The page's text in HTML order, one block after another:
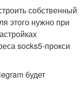
собственный
этого нужно при
socks5-прокси
будет